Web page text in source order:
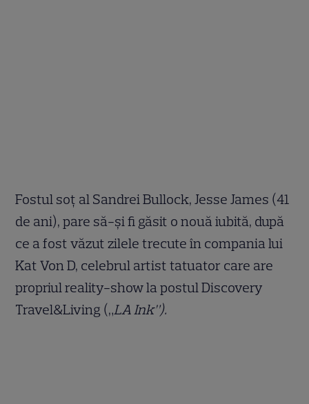
Fostul soţ al Sandrei Bullock, Jesse James (41
de ani), pare să-şi fi găsit o nouă iubită, după
ce a fost văzut zilele trecute în compania lui
Kat Von D, celebrul artist tatuator care are
propriul reality-show la postul Discovery
Travel&Living („LA Ink”).